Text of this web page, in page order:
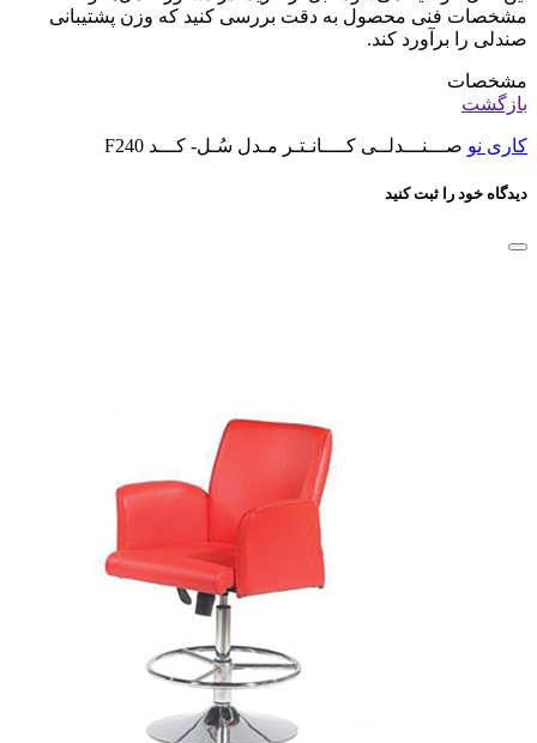
مشخصات فنی محصول به دقت بررسی کنید که وزن پشتیبانی
صندلی را برآورد کند.
مشخصات
بازگشت
کاری نو صـــنـــدلــی کــــانـتـر مـدل سُـل- کـــد F240
دیدگاه خود را ثبت کنید